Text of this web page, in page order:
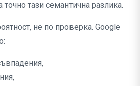
тази семантична разлика.
не по проверка. Google